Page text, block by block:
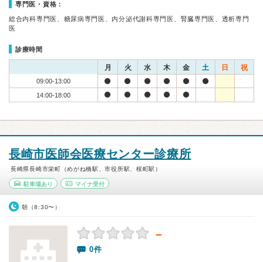
専門医・資格：
総合内科専門医、糖尿病専門医、内分泌代謝科専門医、腎臓専門医、透析専門
医
診療時間
月 火 水 木 金 土 日 祝
09:00-13:00
14:00-18:00
長崎市医師会医療センター診療所
長崎県長崎市栄町（めがね橋駅、市役所駅、桜町駅）
駐車場あり マイナ受付
朝（8:30〜）
－
0件